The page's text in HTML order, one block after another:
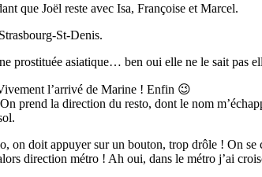
que Joël reste avec Isa, Françoise et Marcel.
St-Denis.
prostituée asiatique… ben oui elle ne le sait pas
l’arrivé de Marine ! Enfin 😉
prend la direction du resto, dont le nom
on doit appuyer sur un bouton, trop drôle ! On
direction métro ! Ah oui, dans le métro j’ai